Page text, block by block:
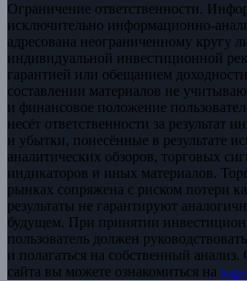
Ограничение ответственности.
исключительно информационно-
адресована неограниченному кругу
индивидуальной инвестиционной
гарантией или обещанием
составлении материалов не
и финансовое положение
несёт ответственности за результат
и убытки, понесённые в результате
аналитических обзоров, торговых
индикаторов и иных материалов.
рынках сопряжена с риском потери
результаты не гарантируют
будущем. При принятии
пользователь должен
и полагаться на собственный
сайта вы можете ознакомиться на